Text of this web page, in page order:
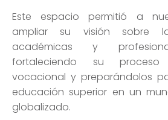
Este espacio permitió a
ampliar su visión sobre
académicas y
fortaleciendo su
vocacional y preparándolos
educación superior en un
globalizado.